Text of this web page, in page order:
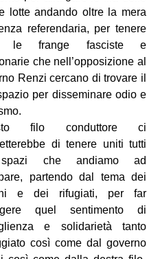
lotte andando oltre la mera
referendaria, per tenere
le frange fasciste e
che nell’opposizione al
Renzi cercano di trovare il
per disseminare odio e
filo conduttore ci
di tenere uniti tutti
che andiamo ad
partendo dal tema dei
e dei rifugiati, per far
quel sentimento di
e solidarietà tanto
così come dal governo